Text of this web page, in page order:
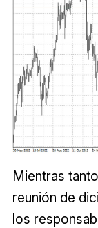
Mientras
reunión de
los